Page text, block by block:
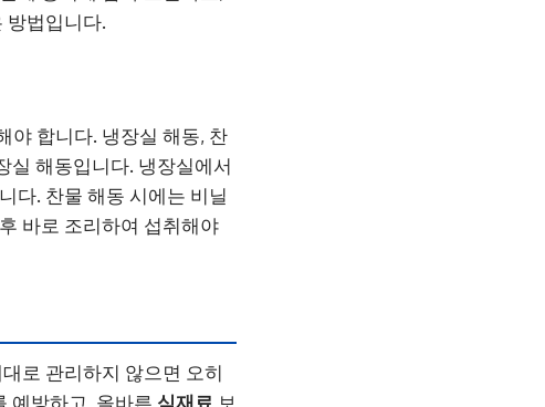
방법입니다.
야 합니다. 냉장실 해동, 찬
실 해동입니다. 냉장실에서
다. 찬물 해동 시에는 비닐
바로 조리하여 섭취해야
로 관리하지 않으면 오히
예방하고, 올바른 식재료 보